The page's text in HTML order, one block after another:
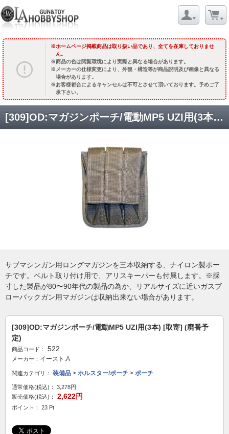
ホームページ掲載商品は取り扱い品であり、全てを在庫しておりませ
ん。
商品の色は閲覧環境により実際と異なる場合があります。
メーカーの仕様変更により、外観・構造等が商品説明及び画像と異なる
場合があります。
お客様都合によるキャンセルは不可とさせて頂いております。予めご了
承下さい。
[309]OD:マガジンポーチ/電動MP5 UZI用(3本) [取寄] (廃番予定)
サブマシンガン用ロングマガジンを三本収納する、ナイロン製ポー
チです。ベルト取り付け用で、アリスキーパーも付属します。※採
寸した製品が80〜90年代の製品の為か、リアルサイズに近いガスブ
ローバックガン用マガジンは収納出来ない場合があります。
[309]OD:マガジンポーチ/電動MP5 UZI用(3本) [取寄] (廃番予
定)
商品コード： 522
メーカー： イースト.A
関連カテゴリ： 装備品 > ホルスター/ポーチ > ポーチ
通常価格(税込)：
3,278円
販売価格(税込)：
2,622円
ポイント： 23 Pt